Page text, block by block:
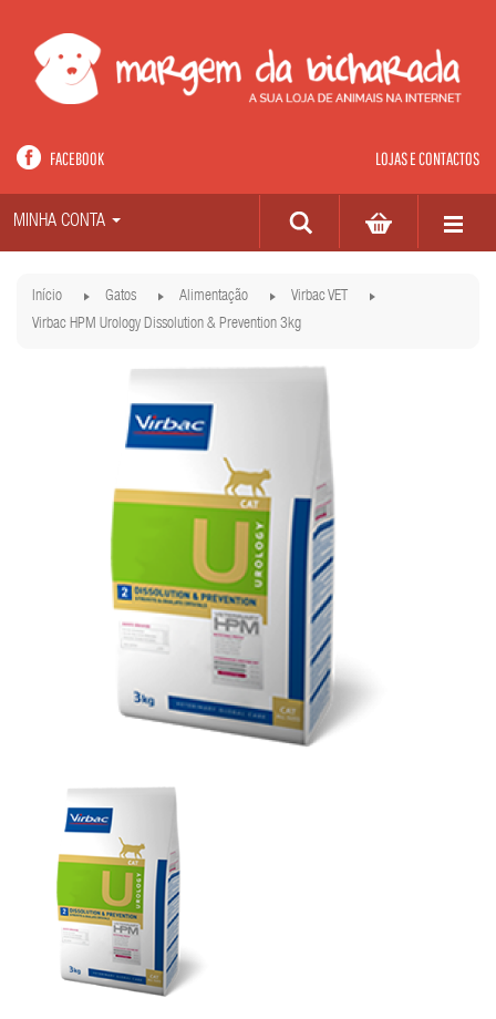
LOJAS E CONTACTOS
FACEBOOK
MINHA CONTA
Início Gatos Alimentação
Virbac VET
Virbac HPM Urology Dissolution & Prevention 3kg